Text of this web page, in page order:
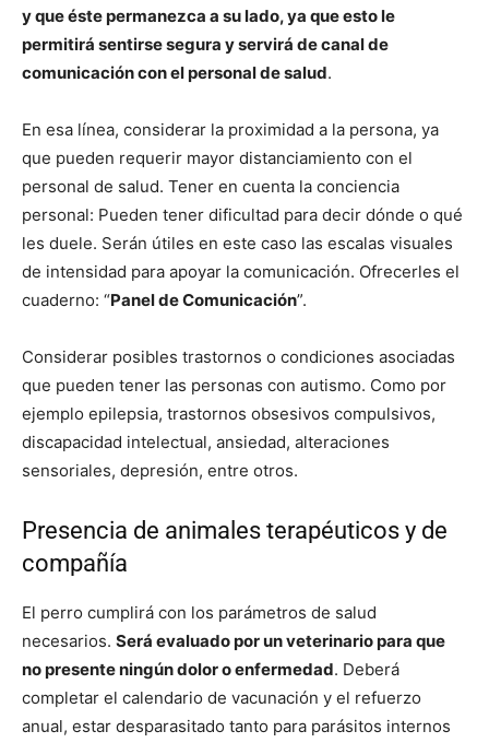
y que éste permanezca a su lado, ya que esto le
permitirá sentirse segura y servirá de canal de
comunicación con el personal de salud.
En esa línea, considerar la proximidad a la persona, ya
que pueden requerir mayor distanciamiento con el
personal de salud. Tener en cuenta la conciencia
personal: Pueden tener dificultad para decir dónde o qué
les duele. Serán útiles en este caso las escalas visuales
de intensidad para apoyar la comunicación. Ofrecerles el
cuaderno: “Panel de Comunicación”.
Considerar posibles trastornos o condiciones asociadas
que pueden tener las personas con autismo. Como por
ejemplo epilepsia, trastornos obsesivos compulsivos,
discapacidad intelectual, ansiedad, alteraciones
sensoriales, depresión, entre otros.
Presencia de animales terapéuticos y de
compañía
El perro cumplirá con los parámetros de salud
necesarios. Será evaluado por un veterinario para que
no presente ningún dolor o enfermedad. Deberá
completar el calendario de vacunación y el refuerzo
anual, estar desparasitado tanto para parásitos internos